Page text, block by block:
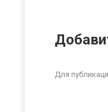
Для